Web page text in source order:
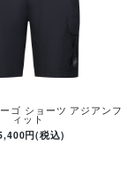
ゴ ショーツ アジアンフ
ィット
円(税込)